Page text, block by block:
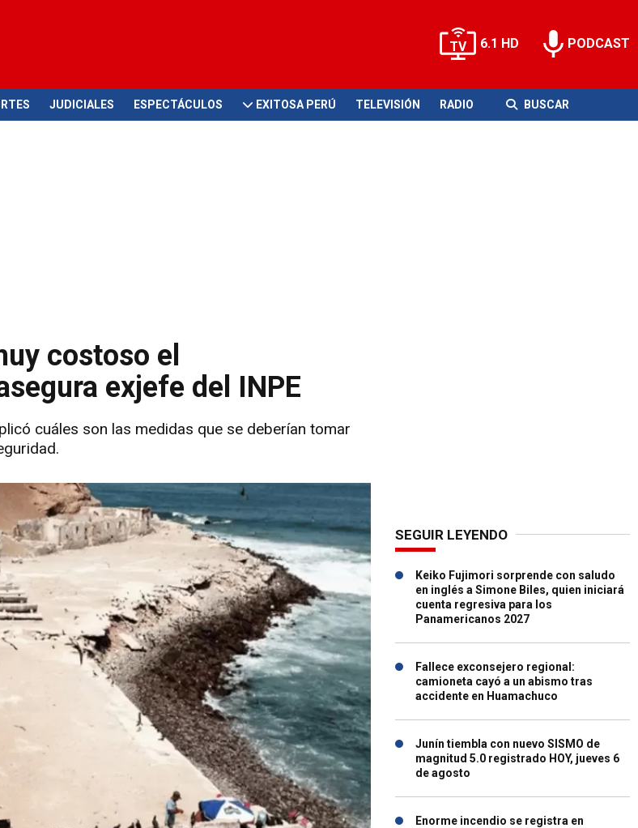
6.1 HD PODCAST
JUDICIALES ESPECTÁCULOS EXITOSA PERÚ TELEVISIÓN RADIO BUSCAR
costoso el
exjefe del INPE
cuáles son las medidas que se deberían tomar
SEGUIR LEYENDO
Keiko Fujimori sorprende con saludo
en inglés a Simone Biles, quien iniciará
cuenta regresiva para los
Panamericanos 2027
Fallece exconsejero regional:
camioneta cayó a un abismo tras
accidente en Huamachuco
Junín tiembla con nuevo SISMO de
magnitud 5.0 registrado HOY, jueves 6
de agosto
Enorme incendio se registra en